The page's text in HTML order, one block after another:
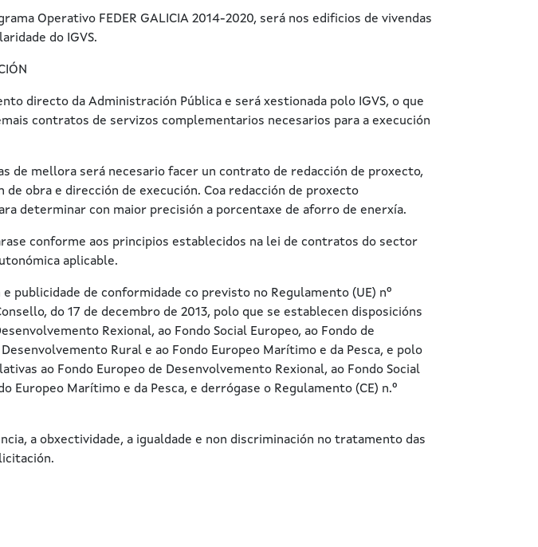
Operativo FEDER GALICIA 2014-2020, será nos edificios de vivendas
do IGVS.
directo da Administración Pública e será xestionada polo IGVS, o que
contratos de servizos complementarios necesarios para a execución
de mellora será necesario facer un contrato de redacción de proxecto,
obra e dirección de execución. Coa redacción de proxecto
determinar con maior precisión a porcentaxe de aforro de enerxía.
conforme aos principios establecidos na lei de contratos do sector
aplicable.
publicidade de conformidade co previsto no Regulamento (UE) nº
do 17 de decembro de 2013, polo que se establecen disposicións
Rexional, ao Fondo Social Europeo, ao Fondo de
Rural e ao Fondo Europeo Marítimo e da Pesca, e polo
ao Fondo Europeo de Desenvolvemento Rexional, ao Fondo Social
Europeo Marítimo e da Pesca, e derrógase o Regulamento (CE) n.º
a obxectividade, a igualdade e non discriminación no tratamento das